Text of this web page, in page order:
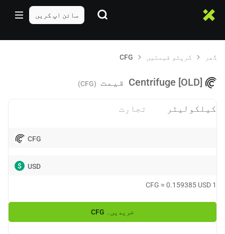
سائن اپ کریں
گھر کرپٹو قیمتیں CFG
Centrifuge [OLD] قیمت (CFG)
کیلکولیٹر تجارت
CFG
USD
$
1
CFG ≈ 0.159385 USD
خریدیں۔ CFG